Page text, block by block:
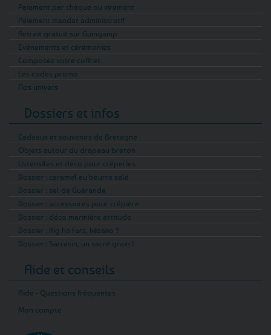
Paiement par chèque ou virement
Paiement mandat administratif
Retrait gratuit sur Guingamp
Evénements et cérémonies
Composez votre coffret
Les codes promo
Nos univers
Dossiers et infos
Cadeaux et souvenirs de Bretagne
Objets autour du drapeau breton
Ustensiles et déco pour crêperies
Dossier : caramel au beurre salé
Dossier : sel de Guérande
Dossier : accessoires pour crêpière
Dossier : déco marinière attitude
Dossier : Kig ha Farz, kézako ?
Dossier : Sarrasin, un sacré grain !
Aide et conseils
Aide - Questions fréquentes
Mon compte